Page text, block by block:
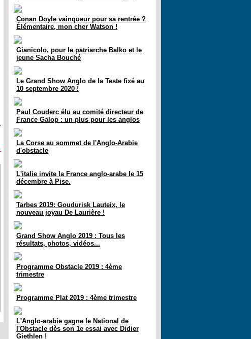
Conan Doyle vainqueur pour sa rentrée ?
Élémentaire, mon cher Watson !
Gianicolo, pour le patriarche Balko et le
jeune Sacha Bouché
Le Grand Show Anglo de la Teste fixé au
10 septembre 2020 !
Paul Couderc élu au comité directeur de
France Galop : un plus pour les anglos
La Corse au sommet de l'Anglo-Arabie
d'obstacle
L'italie invite la France anglo-arabe le 15
décembre à Pise.
Tarbes 2019: Goudurisk Lauteix, le
nouveau joyau De Laurière !
Grand Show Anglo 2019 : Tous les
résultats, photos, vidéos...
Programme Obstacle 2019 : 4ème
trimestre
Programme Plat 2019 : 4ème trimestre
L'Anglo-arabie gagne le National de
l'Obstacle dès son 1e essai avec Didier
Giethlen !